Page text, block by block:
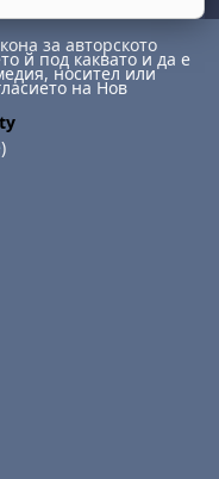
за авторското
й под каквато и да е
носител или
на Нов
)